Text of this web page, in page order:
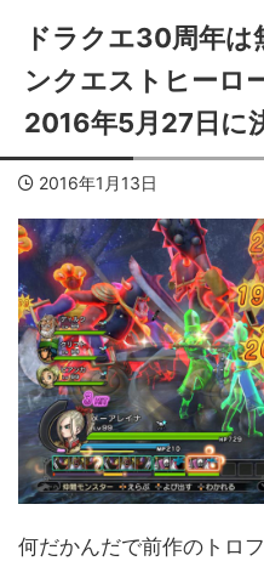
ドラクエ30周年
ンクエストヒーロ
2016年5月27日に
2016年1月13日
何だかんだで前作のトロ